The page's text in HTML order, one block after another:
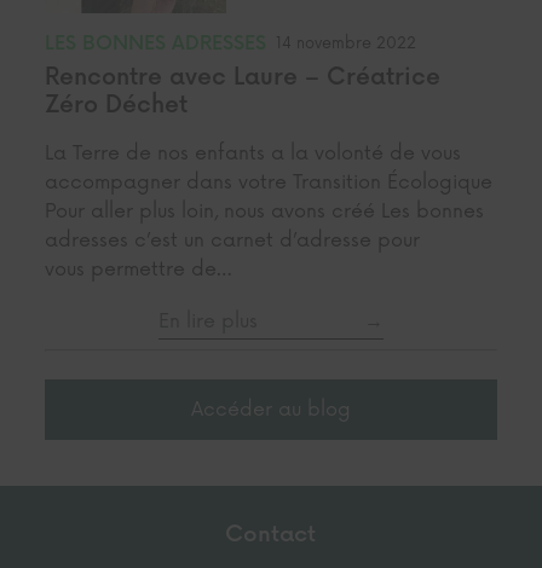
14 novembre 2022
Rencontre avec Laure – Créatrice
Zéro Déchet
La Terre de nos enfants a la volonté de vous
accompagner dans votre Transition Écologique
Pour aller plus loin, nous avons créé Les bonnes
adresses c’est un carnet d’adresse pour
vous permettre de…
Accéder au blog
Contact